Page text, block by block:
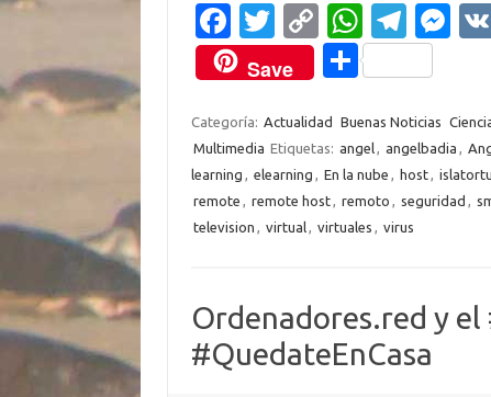
Fa
c
e
b
o
o
k
T
w
it
te
r
C
o
p
y
Li
n
k
W
h
at
s
A
p
p
T
el
e
gr
a
m
M
n
g
er
Save
C
m
p
ar
ti
Categoría: Actualidad Buenas Noticias
Multimedia Etiquetas: angel, angelbadia ,
learning , elearning , En la nube , host,
remote , remote host, remoto , seguridad ,
television , virtual, virtuales , virus
Ordenadores.red y
#QuedateEnCasa